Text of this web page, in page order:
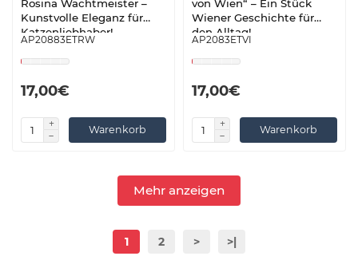
Rosina Wachtmeister –
Kunstvolle Eleganz für
Katzenliebhaber!
AP20883ETRW
17,00€
Warenkorb
von Wien“ – Ein Stück
Wiener Geschichte für
den Alltag!
AP2083ETVI
17,00€
Warenkorb
Mehr anzeigen
1 2 > >|